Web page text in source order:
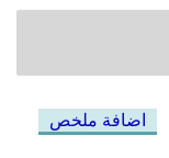
اضافة ملخص